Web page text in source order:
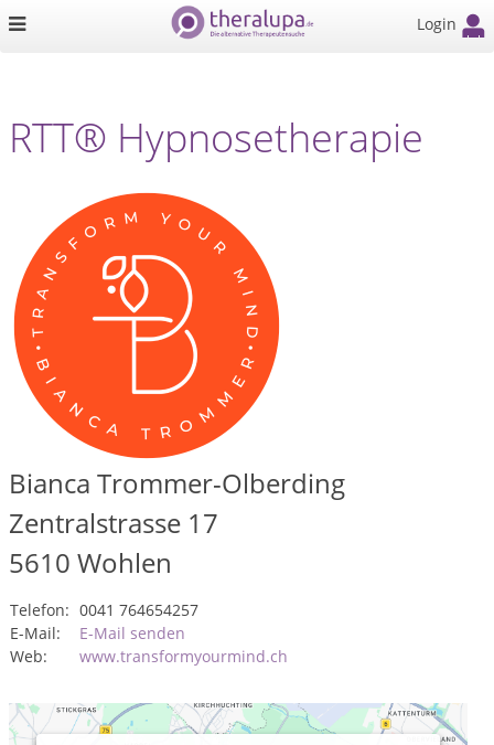
Login
RTT® Hypnosetherapie
Bianca Trommer-Olberding
Zentralstrasse 17
5610 Wohlen
Telefon: 0041 764654257
E-Mail:
E-Mail senden
Web:
www.transformyourmind.ch